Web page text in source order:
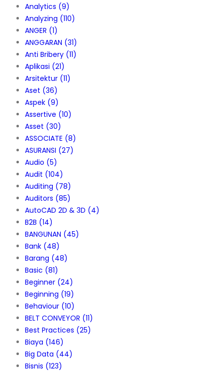
Analytics (9)
Analyzing (110)
ANGER (1)
ANGGARAN (31)
Anti Bribery (11)
Aplikasi (21)
Arsitektur (11)
Aset (36)
Aspek (9)
Assertive (10)
Asset (30)
ASSOCIATE (8)
ASURANSI (27)
Audio (5)
Audit (104)
Auditing (78)
Auditors (85)
AutoCAD 2D & 3D (4)
B2B (14)
BANGUNAN (45)
Bank (48)
Barang (48)
Basic (81)
Beginner (24)
Beginning (19)
Behaviour (10)
BELT CONVEYOR (11)
Best Practices (25)
Biaya (146)
Big Data (44)
Bisnis (123)